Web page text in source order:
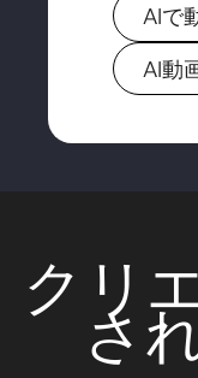
AIで
AI動
クリ
さ